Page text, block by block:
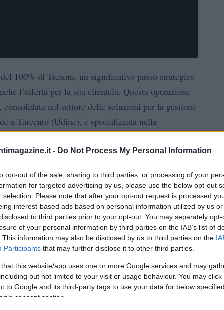
- Do Not Process My Personal Information
opt-out of the sale, sharing to third parties, or processing of your
for targeted advertising by us, please use the below opt-out
selection. Please note that after your opt-out request is processed
interest-based ads based on personal information utilized by us
to third parties prior to your opt-out. You may separately
of your personal information by third parties on the IAB’s list of
This information may also be disclosed by us to third parties on the
Participants that may further disclose it to other third parties.
that this website/app uses one or more Google services and may
but not limited to your visit or usage behaviour. You may
to Google and its third-party tags to use your data for below
consent section.
100% di Trexom, un significativo passo strategico
l’offerta per la sua clientela. Questa operazione
consolidata nel settore delle soluzioni per la gestione
a Tarcento (Udine), è specializzata nella
e controllo accessi, un settore in rapida
fondamentale per il Gruppo Inaz, che mira a
offrire soluzioni sempre più complete nel settore
milioni di euro e un team di 10 professionisti,
progettazione elettronica e nella produzione
di Inaz, che ora potrà offrire dispositivi fisici per
affiancando il software gestionale già presente